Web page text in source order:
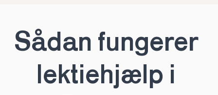
Sådan fungerer
lektiehjælp i